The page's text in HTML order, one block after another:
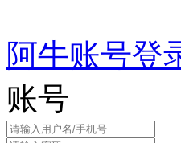
阿牛账号登
账号